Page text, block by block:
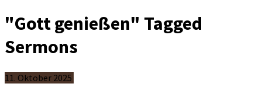
"Gott genießen" Tagged
Sermons
11. Oktober 2025